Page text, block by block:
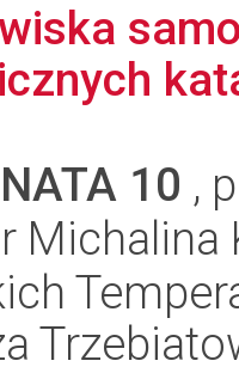
10 ,
Michalina